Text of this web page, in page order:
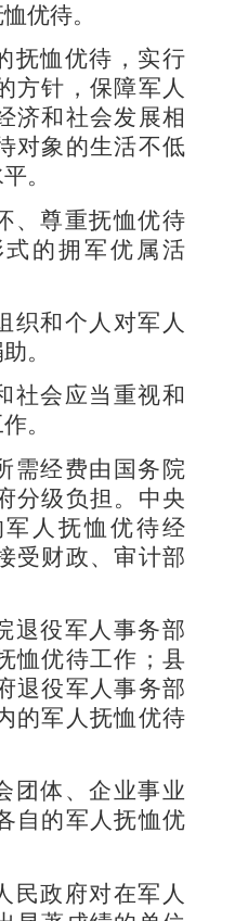
优待。
抚恤优待，实行
方针，保障军人
济和社会发展相
对象的生活不低
。
、尊重抚恤优待
的拥军优属活
织和个人对军人
。
社会应当重视和
。
需经费由国务院
分级负担。中央
人抚恤优待经
受财政、审计部
退役军人事务部
恤优待工作；县
退役军人事务部
的军人抚恤优待
团体、企业事业
自的军人抚恤优
民政府对在军人